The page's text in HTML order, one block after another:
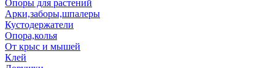
Опоры для растений
Арки,заборы,шпалеры
Кустодержатели
Опора,колья
От крыс и мышей
Клей